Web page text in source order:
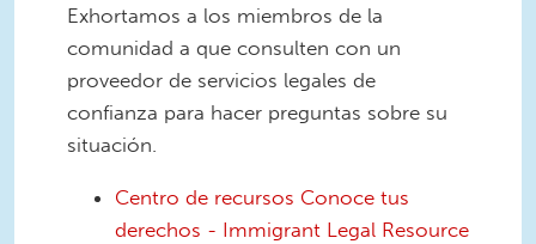
Exhortamos a los miembros de la
comunidad a que consulten con un
proveedor de servicios legales de
confianza para hacer preguntas sobre su
situación.
Centro de recursos Conoce tus
derechos - Immigrant Legal Resource